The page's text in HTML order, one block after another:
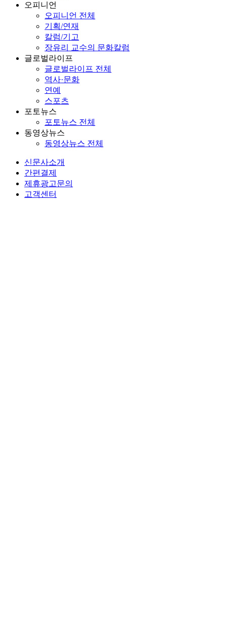
오피니언
오피니언 전체
기획/연재
칼럼/기고
장유리 교수의 문화칼럼
글로벌라이프
글로벌라이프 전체
역사·문화
연예
스포츠
포토뉴스
포토뉴스 전체
동영상뉴스
동영상뉴스 전체
신문사소개
간편결제
제휴광고문의
고객센터